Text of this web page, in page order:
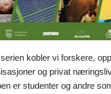
kobler vi forskere,
og privat
er studenter og andre